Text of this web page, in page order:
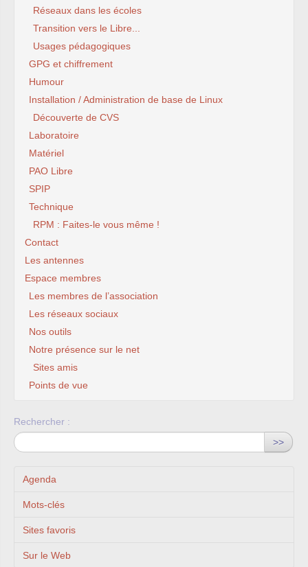
Réseaux dans les écoles
Transition vers le Libre...
Usages pédagogiques
GPG et chiffrement
Humour
Installation / Administration de base de Linux
Découverte de CVS
Laboratoire
Matériel
PAO Libre
SPIP
Technique
RPM : Faites-le vous même !
Contact
Les antennes
Espace membres
Les membres de l’association
Les réseaux sociaux
Nos outils
Notre présence sur le net
Sites amis
Points de vue
Rechercher :
>>
Agenda
Mots-clés
Sites favoris
Sur le Web